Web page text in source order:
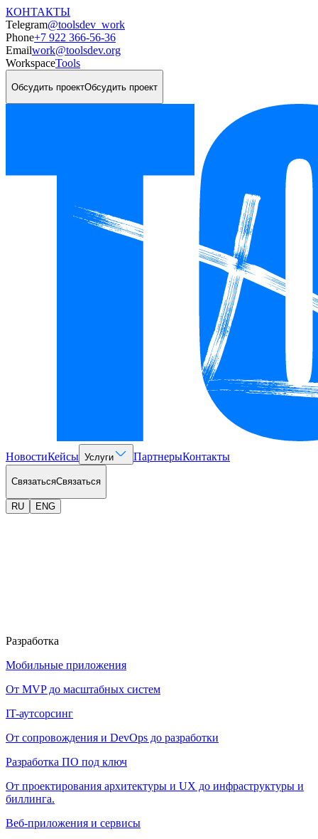
КОНТАКТЫ
Telegram@toolsdev_work
Phone+7 922 366-56-36
Emailwork@toolsdev.org
WorkspaceTools
Обсудить проектОбсудить проект
НовостиКейсы Услуги ПартнерыКонтакты
СвязатьсяСвязаться
RU ENG
Разработка
Мобильные приложения
От MVP до масштабных систем
IT-аутсорсинг
От сопровождения и DevOps до разработки
Разработка ПО под ключ
От проектирования архитектуры и UX до инфраструктуры и
биллинга.
Веб-приложения и сервисы